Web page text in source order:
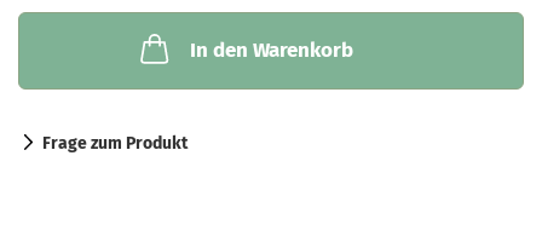
In den Warenkorb
Frage zum Produkt